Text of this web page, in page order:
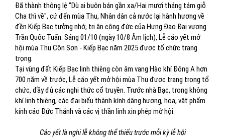
Đã thành thông lệ "Dù ai buôn bán gần xa/Hai mươi tháng tám giỗ
Cha thì về", cứ đến mùa Thu, Nhân dân cả nước lại hành hương về
đền Kiếp Bạc tưởng nhớ, tri ân công đức của Hưng Đạo Đại vương
Trần Quốc Tuấn. Sáng 01/10 (ngày 10/8 Âm lịch), Lễ cáo yết mở
hội mùa Thu Côn Sơn - Kiếp Bạc năm 2025 được tổ chức trang
trọng.
Tại vùng đất Kiếp Bạc linh thiêng còn âm vang Hào khí Đông A hơn
700 năm về trước, Lễ cáo yết mở hội mùa Thu được trang trọng tổ
chức, đầy đủ các nghi thức cổ truyền. Trước nhà Bạc, trong không
khí linh thiêng, các đại biểu thành kính dâng hương, hoa, vật phẩm
kính cáo Đức Thánh và các vị thần linh xin phép mở hội.
Cáo yết là nghi lễ không thể thiếu trước mỗi kỳ lễ hội